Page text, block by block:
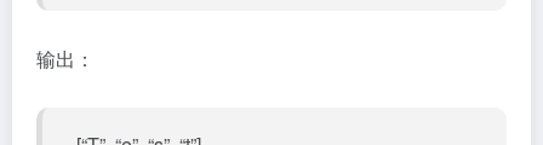
输出：